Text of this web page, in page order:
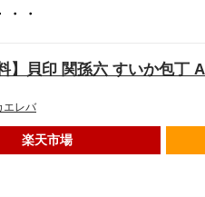
・
】貝印 関孫六 すいか包丁
エレバ
楽天市場